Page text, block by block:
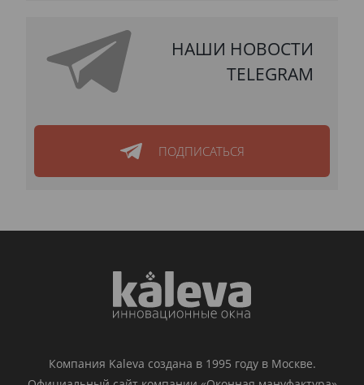
НАШИ НОВОСТИ
TELEGRAM
ПОДПИСАТЬСЯ
Компания Kaleva создана в 1995 году в Москве.